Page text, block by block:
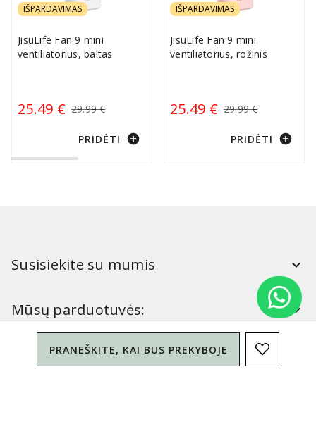
PRANEŠKITE, KAI BUS PREKYBOJE
IŠPARDAVIMAS
JisuLife Fan 9 mini
ventiliatorius, baltas
25.49 € 29.99 €
PRIDĖTI add_circle
IŠPARDAVIMAS
JisuLife Fan 9 mini
ventiliatorius, rožinis
25.49 € 29.99 €
PRIDĖTI add_circle
Susisiekite su mumis
Mūsų parduotuvės:
Simitri